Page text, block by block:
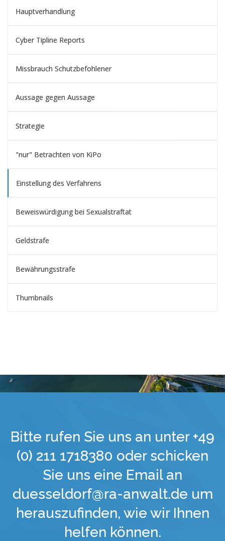
Hauptverhandlung
Cyber Tipline Reports
Missbrauch Schutzbefohlener
Aussage gegen Aussage
Strategie
"nur" Betrachten von KiPo
Einstellung des Verfahrens
Beweiswürdigung bei Sexualstraftat
Geldstrafe
Bewährungsstrafe
Thumbnails
Bitte rufen Sie uns an unter +49
(0) 211 1718380 oder schicken
Sie uns eine Email an
duesseldorf@ra-anwalt.de um
herauszufinden, wie wir Ihnen
helfen können.